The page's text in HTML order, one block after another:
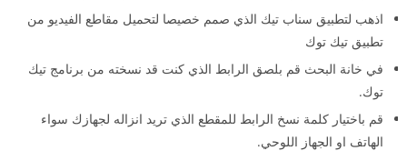
اذهب لتطبيق سناب تيك الذي صمم خصيصا لتحميل مقاطع الفيديو من
تطبيق تيك توك
في خانة البحث قم بلصق الرابط الذي كنت قد نسخته من برنامج تيك
توك.
قم باختيار كلمة نسخ الرابط للمقطع الذي تريد انزاله لجهازك سواء
الهاتف او الجهاز اللوحي.